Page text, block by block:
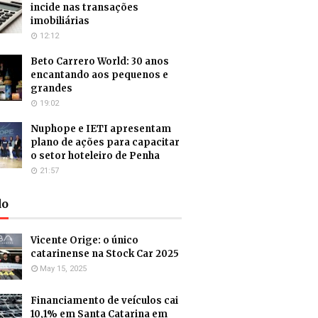
incide nas transações
imobiliárias
12:12
Beto Carrero World: 30 anos
encantando aos pequenos e
grandes
19:02
Nuphope e IETI apresentam
plano de ações para capacitar
o setor hoteleiro de Penha
21:57
Vicente Orige: o único
catarinense na Stock Car 2025
May 15, 2025
Financiamento de veículos cai
10,1% em Santa Catarina em